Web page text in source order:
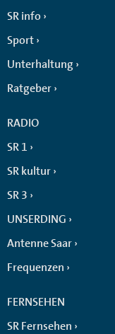
SR info
Sport
Unterhaltung
Ratgeber
RADIO
SR 1
SR kultur
SR 3
UNSERDING
Antenne Saar
Frequenzen
FERNSEHEN
SR Fernsehen